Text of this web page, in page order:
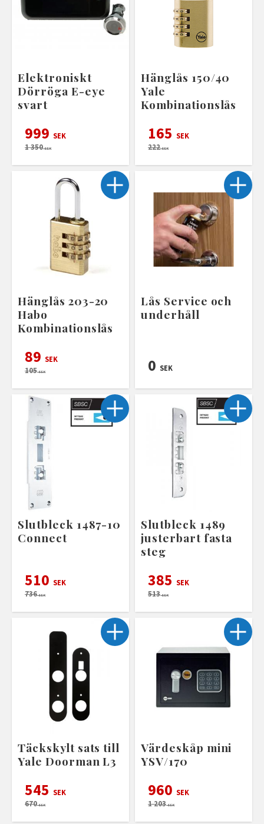
Elektroniskt
Dörröga E-eye
svart
999 SEK
1 350SEK
Hänglås 150/40
Yale
Kombinationslås
165 SEK
222SEK
Hänglås 203-20
Habo
Kombinationslås
89 SEK
105SEK
Lås Service och
underhåll
0 SEK
Slutbleck 1487-10
Connect
510 SEK
736SEK
Slutbleck 1489
justerbart fasta
steg
385 SEK
513SEK
Täckskylt sats till
Yale Doorman L3
545 SEK
670SEK
Värdeskåp mini
YSV/170
960 SEK
1 203SEK